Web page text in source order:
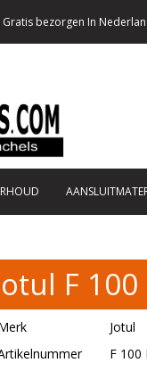
Gratis bezorgen In
F 100
Jotul
F 100